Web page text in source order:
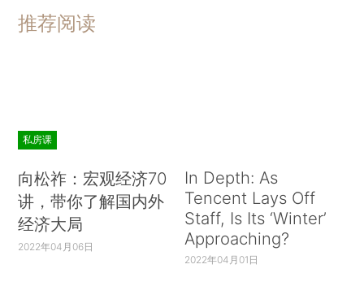
推荐阅读
私房课
向松祚：宏观经济70
讲，带你了解国内外
经济大局
2022年04月06日
In Depth: As
Tencent Lays Off
Staff, Is Its ‘Winter’
Approaching?
2022年04月01日